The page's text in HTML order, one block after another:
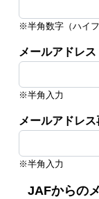
※半角数字（ハイフ
メールアドレス
※半角入力
メールアドレス
※半角入力
JAFからの